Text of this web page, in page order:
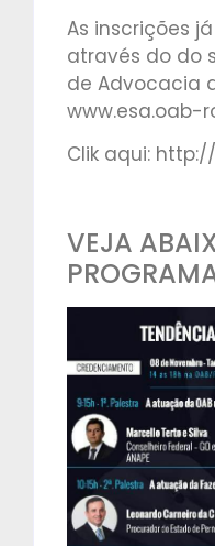
As inscrições
através do do
de Advocacia
www.esa.oab-
Clik aqui:
VEJA